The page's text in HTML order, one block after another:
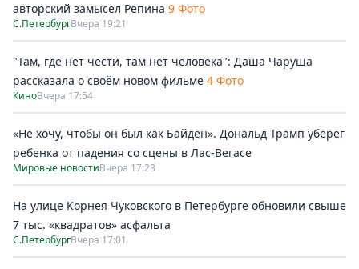
авторский замысел Репина 9 Фото
С.ПетербургВчера 19:21
"Там, где нет чести, там нет человека": Даша Чаруша
рассказала о своём новом фильме 4 Фото
КиноВчера 17:54
«Не хочу, чтобы он был как Байден». Дональд Трамп уберег
ребенка от падения со сцены в Лас-Вегасе
Мировые новостиВчера 17:23
На улице Корнея Чуковского в Петербурге обновили свыше
7 тыс. «квадратов» асфальта
С.ПетербургВчера 17:01